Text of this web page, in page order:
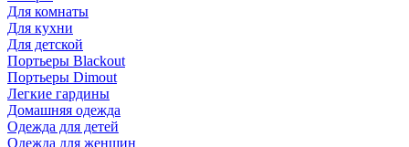
Для комнаты
Для кухни
Для детской
Портьеры Blackout
Портьеры Dimout
Легкие гардины
Домашняя одежда
Одежда для детей
Одежда для женщин